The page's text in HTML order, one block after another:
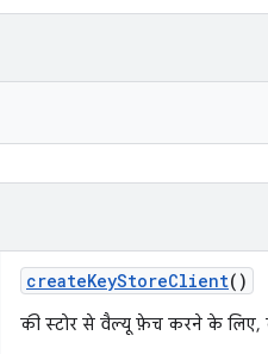
createKeyStoreClient()
की स्टोर से वैल्यू फ़ेच करने के लिए,